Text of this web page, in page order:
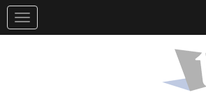
تغيير
التوجيه